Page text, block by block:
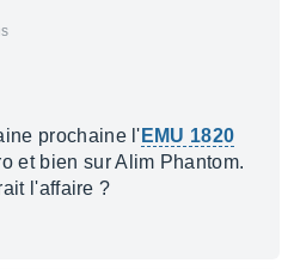
prochaine l' EMU 1820
et bien sur Alim Phantom.
l'affaire ?